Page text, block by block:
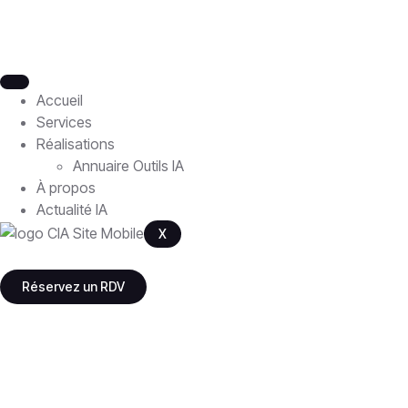
Accueil
Services
Réalisations
Annuaire Outils IA
À propos
Actualité IA
X
Réservez un RDV